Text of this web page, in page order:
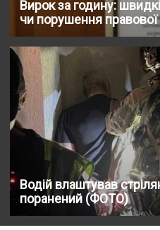
Вирок за годину:
чи порушення
Водій влаштував
поранений (ФОТО)